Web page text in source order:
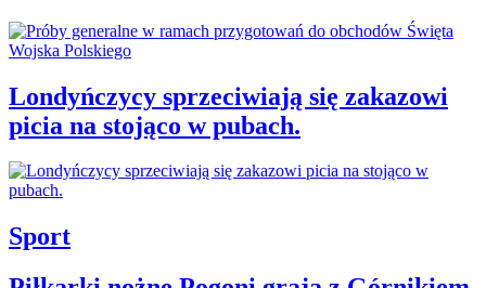
Londyńczycy sprzeciwiają się zakazowi
picia na stojąco w pubach.
Sport